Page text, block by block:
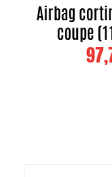
Airbag
coupe